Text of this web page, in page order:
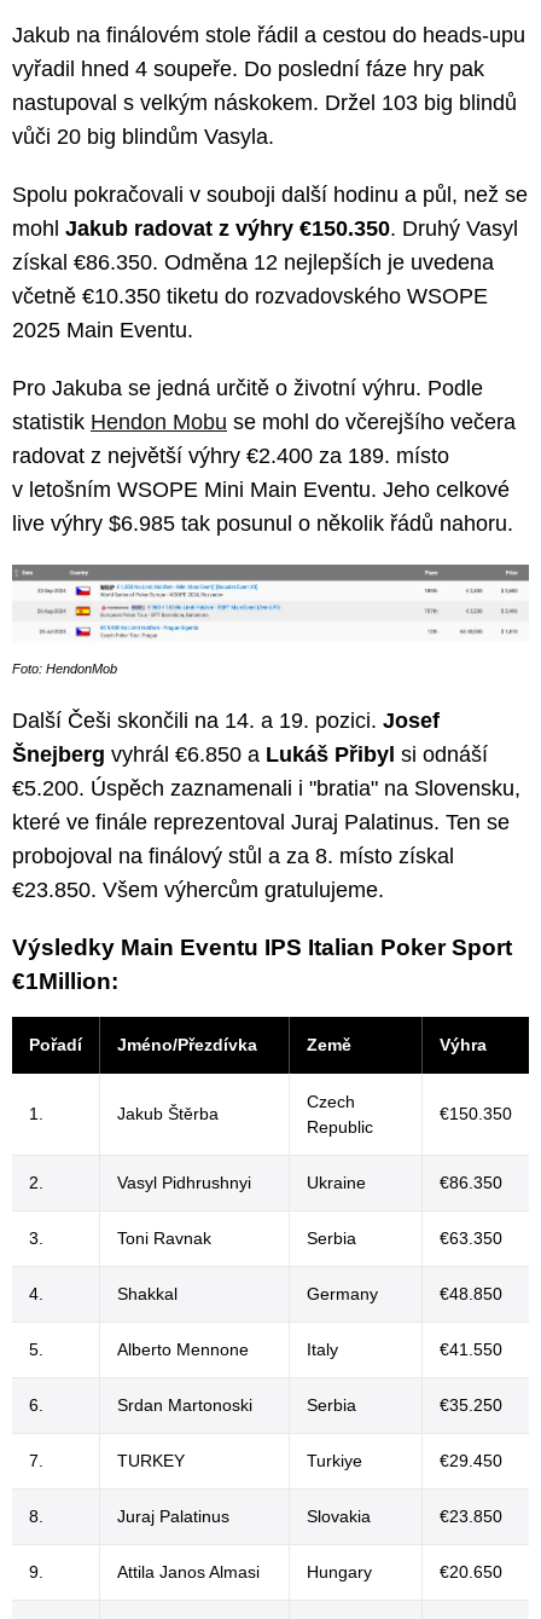
Jakub na finálovém stole řádil a cestou do heads-upu
vyřadil hned 4 soupeře. Do poslední fáze hry pak
nastupoval s velkým náskokem. Držel 103 big blindů
vůči 20 big blindům Vasyla.
Spolu pokračovali v souboji další hodinu a půl, než se
mohl Jakub radovat z výhry €150.350. Druhý Vasyl
získal €86.350. Odměna 12 nejlepších je uvedena
včetně €10.350 tiketu do rozvadovského WSOPE
2025 Main Eventu.
Pro Jakuba se jedná určitě o životní výhru. Podle
statistik Hendon Mobu se mohl do včerejšího večera
radovat z největší výhry €2.400 za 189. místo
v letošním WSOPE Mini Main Eventu. Jeho celkové
live výhry $6.985 tak posunul o několik řádů nahoru.
Foto: HendonMob
Další Češi skončili na 14. a 19. pozici. Josef
Šnejberg vyhrál €6.850 a Lukáš Přibyl si odnáší
€5.200. Úspěch zaznamenali i "bratia" na Slovensku,
které ve finále reprezentoval Juraj Palatinus. Ten se
probojoval na finálový stůl a za 8. místo získal
€23.850. Všem výhercům gratulujeme.
Výsledky Main Eventu IPS Italian Poker Sport
€1Million:
Pořadí Jméno/Přezdívka Země Výhra
1. Jakub Štěrba
Czech
Republic
€150.350
2. Vasyl Pidhrushnyi Ukraine €86.350
3. Toni Ravnak Serbia €63.350
4. Shakkal Germany €48.850
5. Alberto Mennone Italy €41.550
6. Srdan Martonoski Serbia €35.250
7. TURKEY Turkiye €29.450
8. Juraj Palatinus Slovakia €23.850
9. Attila Janos Almasi Hungary €20.650